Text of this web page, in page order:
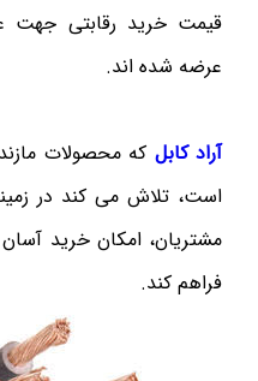
قیمت خرید رقابتی جهت
عرضه شده اند.
آراد کابل که محصولات
است، تلاش می کند در
مشتریان، امکان خرید
فراهم کند.